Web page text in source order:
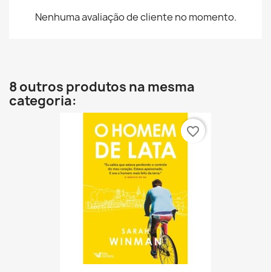
Nenhuma avaliação de cliente no momento.
8 outros produtos na mesma
categoria:
favorite_border